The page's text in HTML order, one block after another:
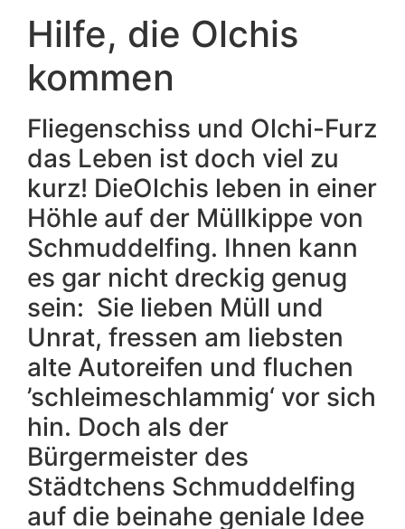
Hilfe, die Olchis
kommen
Fliegenschiss und Olchi-Furz
das Leben ist doch viel zu
kurz! DieOlchis leben in einer
Höhle auf der Müllkippe von
Schmuddelfing. Ihnen kann
es gar nicht dreckig genug
sein: Sie lieben Müll und
Unrat, fressen am liebsten
alte Autoreifen und fluchen
’schleimeschlammig‘ vor sich
hin. Doch als der
Bürgermeister des
Städtchens Schmuddelfing
auf die beinahe geniale Idee